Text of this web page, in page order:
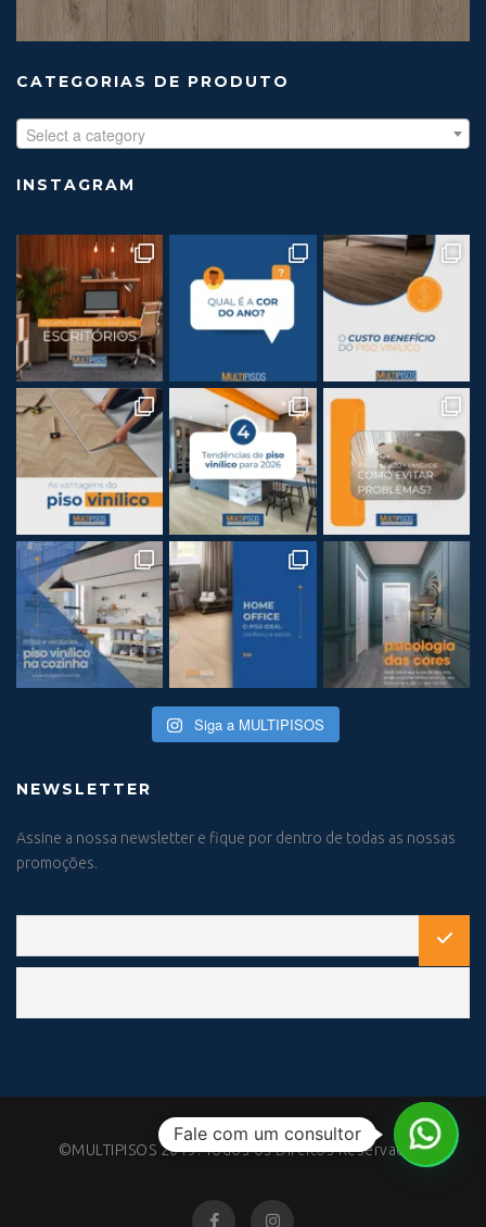
CATEGORIAS DE PRODUTO
Select a category
INSTAGRAM
Siga a MULTIPISOS
NEWSLETTER
Assine a nossa newsletter e fique por dentro de todas as nossas
promoções.
©MULTIPISOS 2019. Todos os Direitos Reservados.
Fale com um consultor